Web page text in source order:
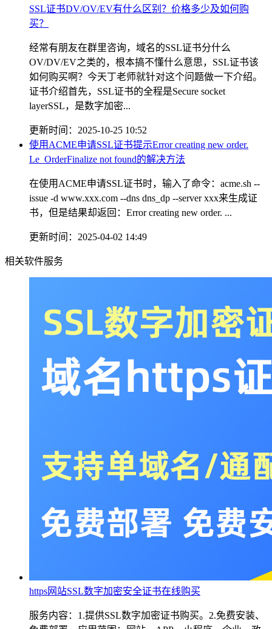
SSL证书DV/OV/EV有什么区别？价格多少及如何购
买？
经常有朋友在群里咨询，域名的SSL证书分什么
OV/DV/EV之类的，根本搞不懂什么意思，SSL证书该
如何购买啊？今天丁老师就针对这个问题做一下介绍。
证书介绍首先，SSL证书的全程是Secure socket
layerSSL，是数字加密...
更新时间：2025-10-25 10:52
使用ACME申请SSL证书提示Error creating new order.
Le_OrderFinalize not found的解决方法
在使用ACME申请SSL证书时，输入了命令：acme.sh --
issue -d www.xxx.com --dns dns_dp --server xxx来生成证
书，但是结果却返回：Error creating new order. ...
更新时间：2025-04-02 14:49
相关软件服务
https网站SSL数字加密安全证书在线购买
服务内容：1.提供SSL数字加密证书购买。2.免费安装、